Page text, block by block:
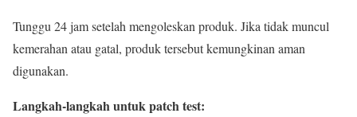
Tunggu 24 jam setelah mengoleskan produk. Jika tidak muncul
kemerahan atau gatal, produk tersebut kemungkinan aman
digunakan.
Langkah-langkah untuk patch test: